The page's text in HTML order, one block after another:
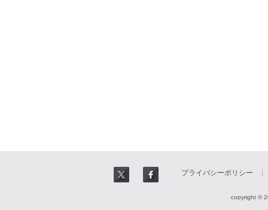
プライバシーポリシー
copyright ©